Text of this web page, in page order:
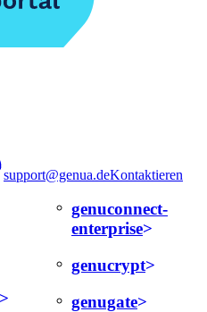
support@genua.deKontaktieren
genuconnect-
enterprise
genucrypt
genugate